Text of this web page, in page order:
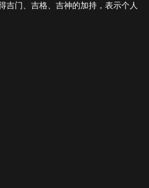
吉门、吉格、吉神的加持，表示个人